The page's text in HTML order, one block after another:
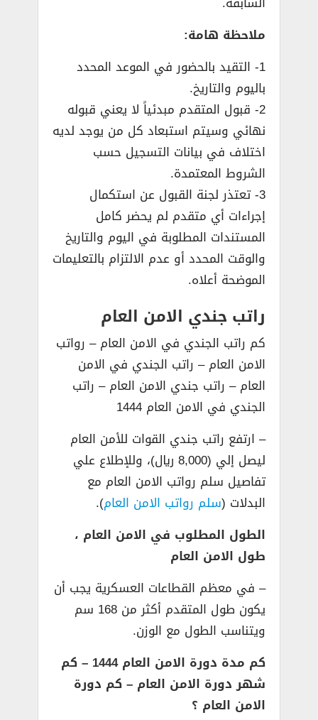
ملاحظة هامة:
1- التقيد بالحضور في الموعد المحدد
باليوم والتاريخ.
2- قبول المتقدم مبدئياً لا يعني قبوله
نهائي وسيتم استبعاد كل من يوجد لديه
اختلاف في بيانات التسجيل حسب
الشروط المعتمدة.
3- تعتذر لجنة القبول عن استكمال
إجراءات أي متقدم لم يحضر كامل
المستندات المطلوبة في اليوم والتاريخ
والوقت المحدد أو عدم الالتزام بالتعليمات
الموضحة أعلاه.
راتب جندي الامن العام
كم راتب الجندي في الامن العام – رواتب
الامن العام – راتب الجندي في الامن
العام – راتب جندي الامن العام – راتب
الجندي في الامن العام 1444
– ارتفع راتب جندي القوات للأمن العام
ليصل إلي (8,000 ريال)، وللإطلاع علي
تفاصيل سلم رواتب الامن العام مع
البدلات (سلم رواتب الامن العام).
الطول المطلوب في الامن العام ،
طول الامن العام
– في معظم القطاعات العسكرية يجب أن
يكون طول المتقدم أكثر من 168 سم
ويتناسب الطول مع الوزن.
كم مدة دورة الامن العام 1444 – كم
شهر دورة الامن العام – كم دورة
الامن العام ؟